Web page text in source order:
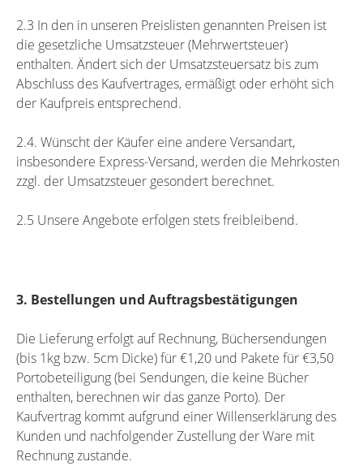
2.3 In den in unseren Preislisten genannten Preisen ist
die gesetzliche Umsatzsteuer (Mehrwertsteuer)
enthalten. Ändert sich der Umsatzsteuersatz bis zum
Abschluss des Kaufvertrages, ermäßigt oder erhöht sich
der Kaufpreis entsprechend.
2.4. Wünscht der Käufer eine andere Versandart,
insbesondere Express-Versand, werden die Mehrkosten
zzgl. der Umsatzsteuer gesondert berechnet.
2.5 Unsere Angebote erfolgen stets freibleibend.
3. Bestellungen und Auftragsbestätigungen
Die Lieferung erfolgt auf Rechnung, Büchersendungen
(bis 1kg bzw. 5cm Dicke) für €1,20 und Pakete für €3,50
Portobeteiligung (bei Sendungen, die keine Bücher
enthalten, berechnen wir das ganze Porto). Der
Kaufvertrag kommt aufgrund einer Willenserklärung des
Kunden und nachfolgender Zustellung der Ware mit
Rechnung zustande.